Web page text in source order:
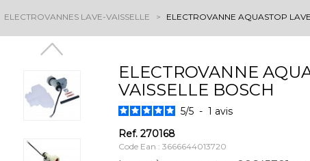
ELECTROVANNES LAVE-VAISSELLE ELECTROVANNE AQUASTOP
ELECTROVANNE
VAISSELLE BOSCH
5/5 - 1 avis
Ref. 270168
Code Ean : 3666644013720